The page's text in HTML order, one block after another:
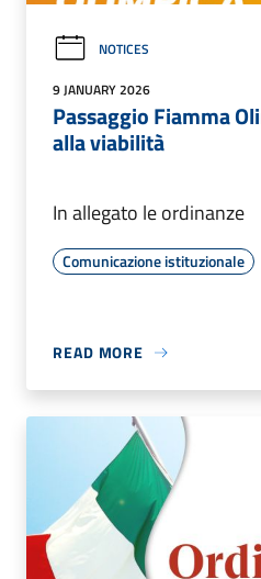
NOTICES
9 JANUARY 2026
Passaggio Fiamma
alla viabilità
In allegato le ordinanze
Comunicazione istituzionale
READ MORE